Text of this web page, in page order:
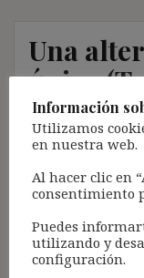
Una
único
Pública)
15 diciembre, 2016
Nota:
forma totalmente
La proliferación
Información
Utilizamos
en nuestra web.
Al hacer clic en
consentimiento
Puedes
utilizando y
configuración.